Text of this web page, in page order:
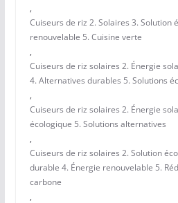
,
Cuiseurs de riz 2. Solaires 3. Solution
renouvelable 5. Cuisine verte
,
Cuiseurs de riz solaires 2. Énergie
4. Alternatives durables 5. Solutions
,
Cuiseurs de riz solaires 2. Énergie
écologique 5. Solutions alternatives
,
Cuiseurs de riz solaires 2. Solution
durable 4. Énergie renouvelable 5.
carbone
,